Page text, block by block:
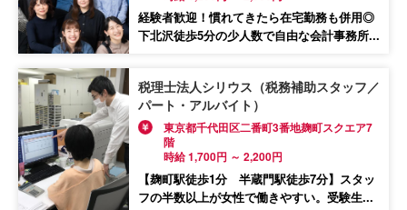
経験者歓迎！慣れてきたら在宅勤務も併用◎
下北沢徒歩5分の少人数で自由な会計事務所...
税理士法人シリウス（税務補助スタッフ／
パート・アルバイト）
東京都千代田区二番町3番地麹町スクエア7
階
時給 1,700円 ～ 2,200円
【麹町駅徒歩1分 半蔵門駅徒歩7分】スタッ
フの半数以上が女性で働きやすい。受験生...